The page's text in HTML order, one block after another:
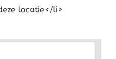
locatie</li>